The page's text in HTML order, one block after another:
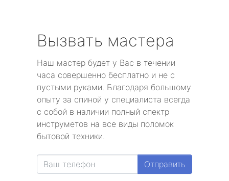
Вызвать мастера
Наш мастер будет у Вас в течении
часа совершенно бесплатно и не с
пустыми руками. Благодаря большому
опыту за спиной у специалиста всегда
с собой в наличии полный спектр
инструметов на все виды поломок
бытовой техники.
Отправить